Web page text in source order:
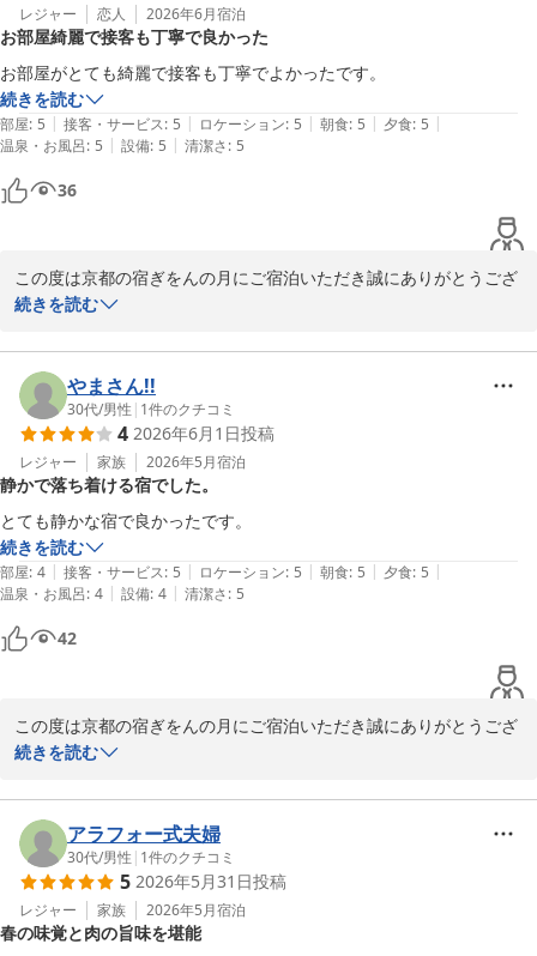
るよう、スタッフ一同努めてまいります。
また京都へお越しの際は是非当館をご利用ください。
お客様のご来館心よりお待ちしております。
京都の宿　ぎをんの月
スタッフ一同
京都の宿 ぎをんの月
レジャー 恋人 2026年6月宿泊
お部屋綺麗で接客も丁寧で良かった
お部屋がとても綺麗で接客も丁寧でよかったです。
続きを読む
部屋: 5 | 接客・サービス: 5 | ロケーション: 5 | 朝食: 5 | 夕食: 5 |
温泉・お風呂: 5 | 設備: 5 | 清潔さ: 5
36
この度は京都の宿ぎをんの月にご宿泊いただき誠にありがとうござ
います。
き、大変嬉しく思います。
また、お客様に快適にお過ごしいただけたことが何よりの励みとな
ります。
今後もより良いサービスと快適な空間をご提供できるよう努めてま
いります。
またお近くにお越しの際は、ぜひご利用くださいませ。
スタッフ一同、心よりお待ちしております。
京都の宿 ぎをんの月
スタッフ一同
京都の宿 ぎをんの月
続きを読む
やまさん!!
30代/男性 | 1件のクチコミ
4 2026年6月1日投稿
レジャー 家族 2026年5月宿泊
静かで落ち着ける宿でした。
とても静かな宿で良かったです。
続きを読む
部屋: 4 | 接客・サービス: 5 | ロケーション: 5 | 朝食: 5 | 夕食: 5 |
温泉・お風呂: 4 | 設備: 4 | 清潔さ: 5
42
この度は京都の宿ぎをんの月にご宿泊いただき誠にありがとうござ
います。
思います。
ゆっくりと落ち着いた時間をお過ごしいただけたようで何よりでご
ざいます。
これからも皆様に快適にお寛ぎいただける宿を目指してまいりま
す。
またのお越しを心よりお待ちしております。
続きを読む
アラフォー式夫婦
30代/男性 | 1件のクチコミ
5 2026年5月31日投稿
レジャー 家族 2026年5月宿泊
春の味覚と肉の旨味を堪能